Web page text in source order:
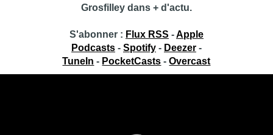
Grosfilley dans + d'actu.
S'abonner : Flux RSS -Apple
Podcasts- Spotify- Deezer-
TuneIn - PocketCasts -Overcast